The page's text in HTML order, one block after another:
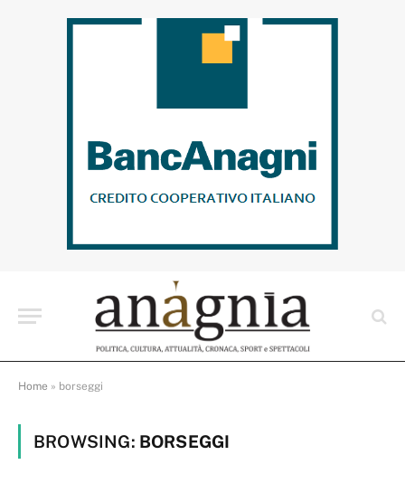
Home » borseggi
BROWSING: BORSEGGI